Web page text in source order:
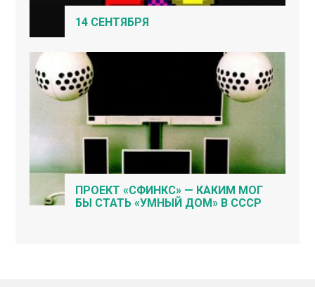
14 СЕНТЯБРЯ
ПРОЕКТ «СФИНКС» — КАКИМ МОГ
БЫ СТАТЬ «УМНЫЙ ДОМ» В СССР